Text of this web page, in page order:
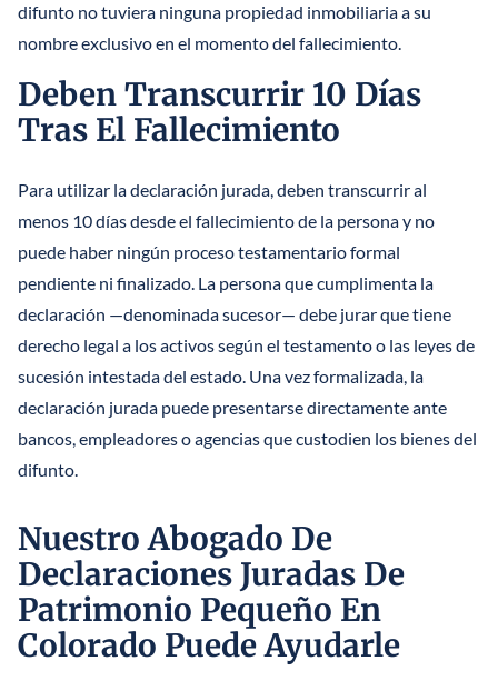
difunto no tuviera ninguna propiedad inmobiliaria a su
nombre exclusivo en el momento del fallecimiento.
Deben Transcurrir 10 Días
Tras El Fallecimiento
Para utilizar la declaración jurada, deben transcurrir al
menos 10 días desde el fallecimiento de la persona y no
puede haber ningún proceso testamentario formal
pendiente ni finalizado. La persona que cumplimenta la
declaración —denominada sucesor— debe jurar que tiene
derecho legal a los activos según el testamento o las leyes de
sucesión intestada del estado. Una vez formalizada, la
declaración jurada puede presentarse directamente ante
bancos, empleadores o agencias que custodien los bienes del
difunto.
Nuestro Abogado De
Declaraciones Juradas De
Patrimonio Pequeño En
Colorado Puede Ayudarle